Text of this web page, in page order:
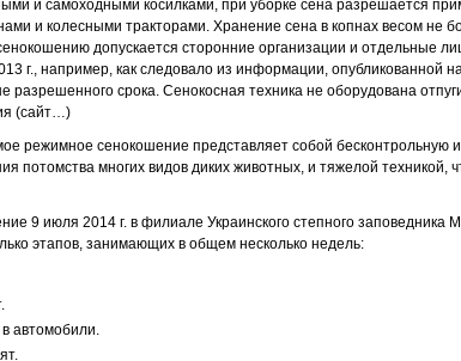
и самоходными косилками, при уборке сена разрешается
и колесными тракторами. Хранение сена в копнах весом не
допускается сторонние организации и отдельные
г., например, как следовало из информации, опубликованной
разрешенного срока. Сенокосная техника не оборудована
(сайт…)
режимное сенокошение представляет собой бесконтрольную
потомства многих видов диких животных, и тяжелой техникой,
9 июля 2014 г. в филиале Украинского степного заповедника
этапов, занимающих в общем несколько недель:
в автомобили.